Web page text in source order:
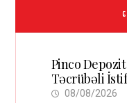
Pinco
Təcrübəli
Məsləhətlər
08/08/2026